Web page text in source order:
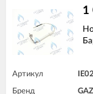
1
Артикул
Бренд